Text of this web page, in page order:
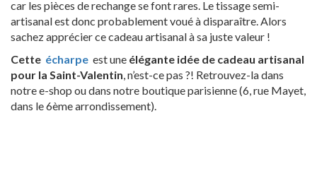
car les pièces de rechange se font rares. Le tissage semi-
artisanal est donc probablement voué à disparaître. Alors
sachez apprécier ce cadeau artisanal à sa juste valeur !
Cette écharpe est une élégante idée de cadeau artisanal
pour la Saint-Valentin, n’est-ce pas ?! Retrouvez-la dans
notre e-shop ou dans notre boutique parisienne (6, rue Mayet,
dans le 6ème arrondissement).